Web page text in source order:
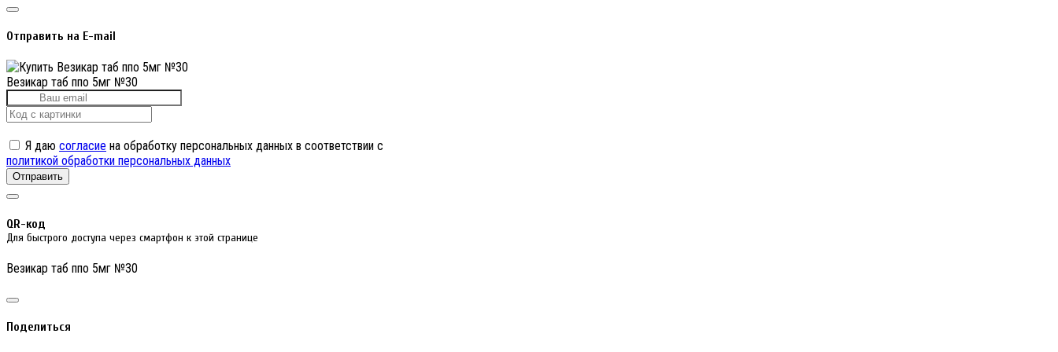
Отправить на E-mail
Везикар таб ппо 5мг №30
Я даю согласие на обработку персональных данных в соответствии с
политикой обработки персональных данных
Отправить
QR-код
Для быстрого доступа через смартфон к этой странице
Везикар таб ппо 5мг №30
Поделиться